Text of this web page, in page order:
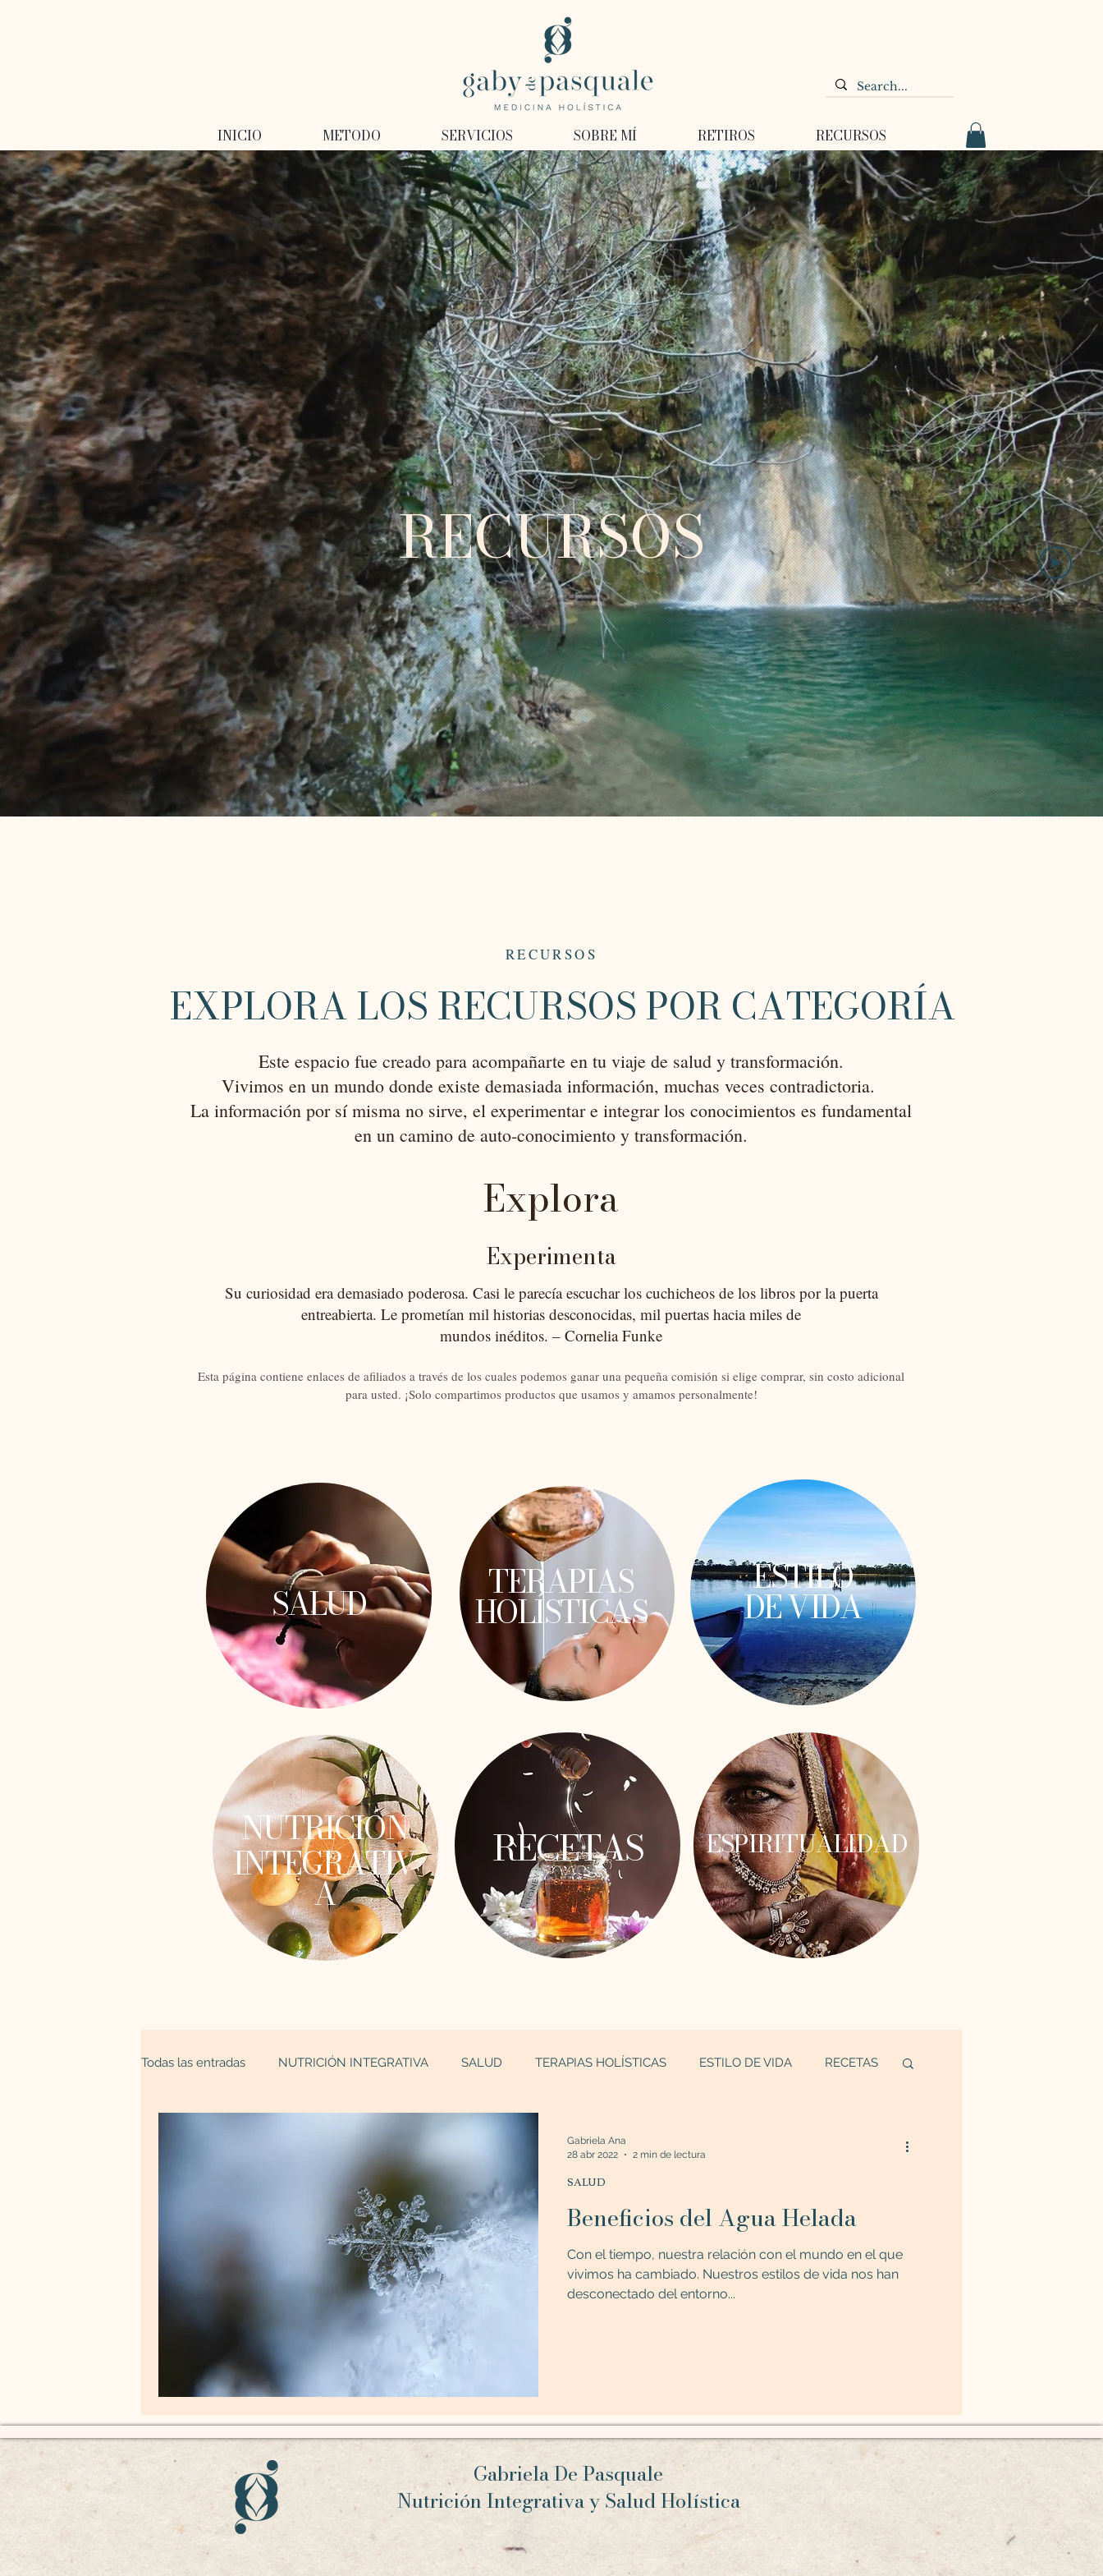
INICIO METODO SERVICIOS SOBRE MÍ RETIROS RECURSOS
RECURSOS
RECURSOS
EXPLORA LOS RECURSOS POR CATEGORÍA
Este espacio fue creado para acompañarte en tu viaje de salud y transformación.
Vivimos en un mundo donde existe demasiada información, muchas veces contradictoria.
La información por sí misma no sirve, el experimentar e integrar los conocimientos es fundamental
en un camino de auto-conocimiento y transformación.
Explora
Experimenta
Su curiosidad era demasiado poderosa. Casi le parecía escuchar los cuchicheos de los libros por la puerta
entreabierta. Le prometían mil historias desconocidas, mil puertas hacia miles de
mundos inéditos. – Cornelia Funke
Esta página contiene enlaces de afiliados a través de los cuales podemos ganar una pequeña comisión si elige comprar, sin costo adicional
para usted. ¡Solo compartimos productos que usamos y amamos personalmente!
SALUD TERAPIAS
HOLÍSTICAS
ESTILO
DE VIDA
NUTRICIÓN
INTEGRATIV
A
RECETAS ESPIRITUALIDAD
Todas las entradas NUTRICIÓN INTEGRATIVA SALUD TERAPIAS HOLÍSTICAS ESTILO DE VIDA RECETAS
Beneficios del Agua Helada
Con el tiempo, nuestra relación con el mundo en el que
vivimos ha cambiado. Nuestros estilos de vida nos han
desconectado del entorno...
SALUD
Gabriela Ana
28 abr 2022
2 min de lectura
Gabriela De Pasquale
Nutrición Integrativa y Salud Holística